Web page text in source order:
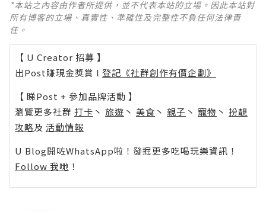
*本站之內容由作者所提供，並不代表本站的立場。因此本站對
所有博客的立場、真實性、準確性及完整性不負任何法律責
任。
【 U Creator 招募 】
出Post賺現金獎賞 l 登記《社群創作有價企劃》
【 睇Post + 參加品牌活動 】
瀏覽更多社群 打卡 丶 旅遊 丶 美食 丶 親子 丶 寵物 丶 扮靚
攻略及 活動情報
U Blog開咗WhatsApp啦！發掘更多吃喝玩樂資訊！
Follow 我哋 ！